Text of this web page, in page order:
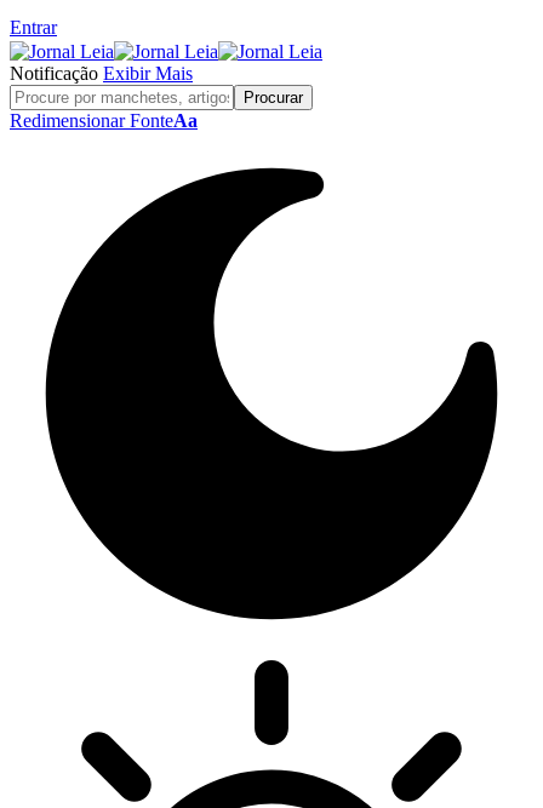
Entrar
Notificação Exibir Mais
Redimensionar FonteAa